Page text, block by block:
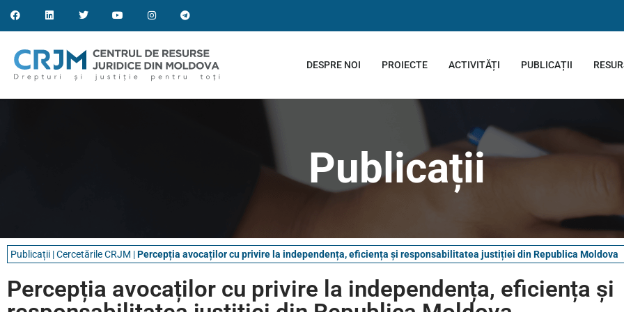
DESPRE NOI PROIECTE ACTIVITĂȚI PUBLICAȚII
Publicații
Publicații |Cercetările CRJM |Percepția avocaților cu privire la independența, eficiența și responsabilitatea justiției din Republica Moldova
Percepția avocaților cu privire la independența, eficiența și